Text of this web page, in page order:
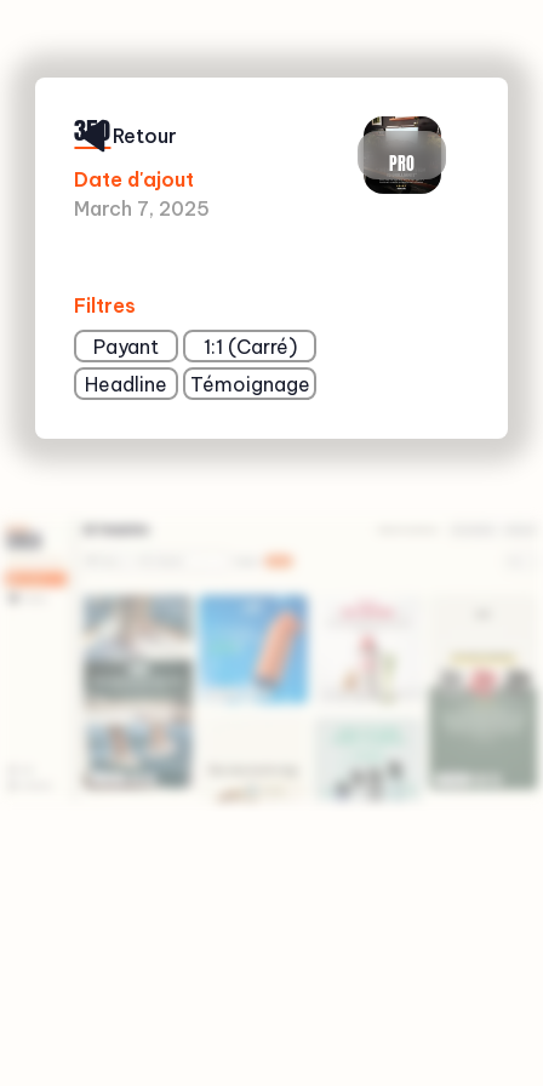
350
Date d'ajout
March 7, 2025
Filtres
Payant
1:1 (Carré)
Headline
Témoignage
PRO
Retour